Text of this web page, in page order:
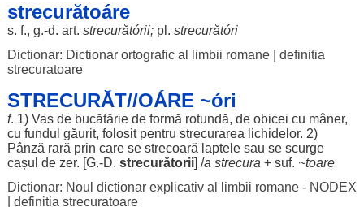
strecurătoáre
s. f., g.-d. art. strecurătórii; pl. strecurătóri
Dictionar: Dictionar ortografic al limbii romane| definitia
strecuratoare
STRECURĂT//OÁRE ~óri
f. 1) Vasde bucătăriede formă rotundă, de obicei cu mâner,
cu fundul găurit, folosit pentru strecurarea lichidelor. 2)
Pânză rară prin care se strecoară laptelesau se scurge
cașul de zer. [G.-D. strecurătorii] /a strecura + suf. ~toare
Dictionar: Noul dictionar explicativ al limbii romane - NODEX
definitia strecuratoare